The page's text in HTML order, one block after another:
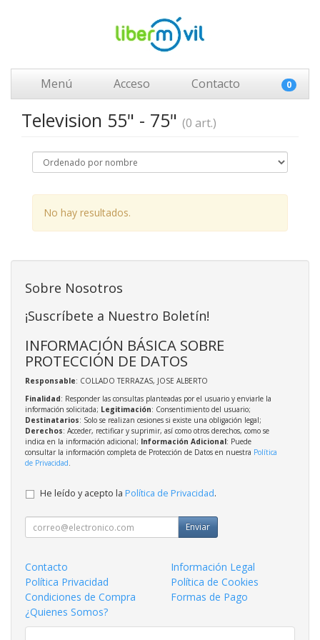
Menú Acceso Contacto 0
Television 55" - 75" (0 art.)
No hay resultados.
Sobre Nosotros
¡Suscríbete a Nuestro Boletín!
INFORMACIÓN BÁSICA SOBRE
PROTECCIÓN DE DATOS
Responsable: COLLADO TERRAZAS, JOSE ALBERTO
Finalidad: Responder las consultas planteadas por el usuario y enviarle la
información solicitada; Legitimación: Consentimiento del usuario;
Destinatarios: Solo se realizan cesiones si existe una obligación legal;
Derechos: Acceder, rectificar y suprimir, así como otros derechos, como se
indica en la información adicional; Información Adicional: Puede
consultar la información completa de Protección de Datos en nuestra Política
de Privacidad.
He leído y acepto la Política de Privacidad.
Enviar
Contacto
Información Legal
Política Privacidad
Política de Cookies
Condiciones de Compra
Formas de Pago
¿Quienes Somos?